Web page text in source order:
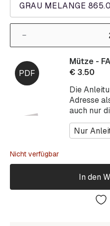
GRAU MELANGE
Die
Adresse
auch nur
Nur
Mütze -
€ 3.50
Nicht verfügbar
In den